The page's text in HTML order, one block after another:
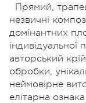
Прямий,
незвичні
домінантних
індивідуальної
авторський
обробки,
неймовірне
елітарна